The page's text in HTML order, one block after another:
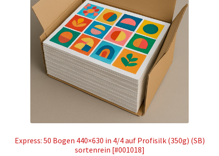
Express: 50 Bogen 440×630 in 4/4 auf Profisilk (350g) (SB)
sortenrein [#001018]